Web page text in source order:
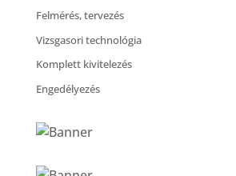
Felmérés, tervezés
Vizsgasori technológia
Komplett kivitelezés
Engedélyezés